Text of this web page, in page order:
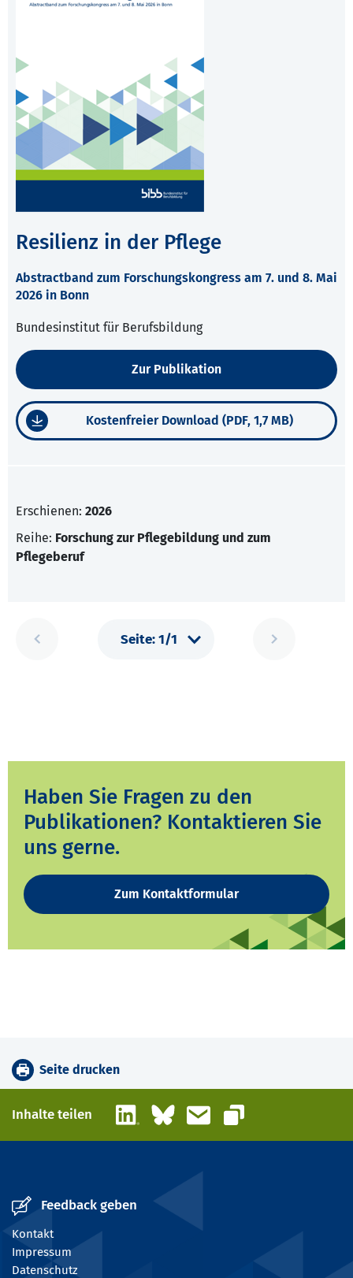
Resilienz in der Pflege
Abstractband zum Forschungskongress am 7. und 8. Mai
2026 in Bonn
Bundesinstitut für Berufsbildung
Zur Publikation
Kostenfreier Download (PDF, 1,7 MB)
Erschienen: 2026
Reihe: Forschung zur Pflegebildung und zum
Pflegeberuf
Haben Sie Fragen zu den
Publikationen? Kontaktieren Sie
uns gerne.
Zum Kontaktformular
Seite drucken
Inhalte teilen LinkedInBlueskyE-Mail
Link kopieren
Feedback geben
Kontakt
Impressum
Datenschutz